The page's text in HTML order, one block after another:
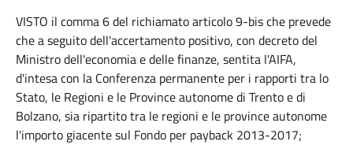
VISTO il comma 6 del richiamato articolo 9-bis che prevede
che a seguito dell'accertamento positivo, con decreto del
Ministro dell'economia e delle finanze, sentita l'AIFA,
d'intesa con la Conferenza permanente per i rapporti tra lo
Stato, le Regioni e le Province autonome di Trento e di
Bolzano, sia ripartito tra le regioni e le province autonome
l'importo giacente sul Fondo per payback 2013-2017;